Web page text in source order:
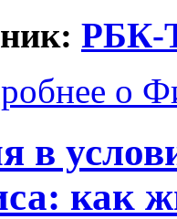
РБК-
о
в
как